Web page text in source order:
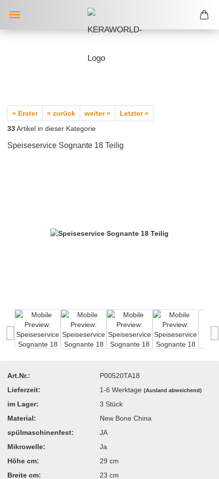
« Erster « zurück weiter »
Letzter »
33Artikel in dieser Kategorie
Speiseservice Sognante 18 Teilig
Art.Nr.:
P00520TA18
Lieferzeit:
1-6 Werktage(Ausland abweichend)
im Lager: 3 Stück
Material:
New Bone China
spülmaschinenfest:
JA
Mikrowelle:
Ja
Höhe cm:
29 cm
Breite cm:
23 cm